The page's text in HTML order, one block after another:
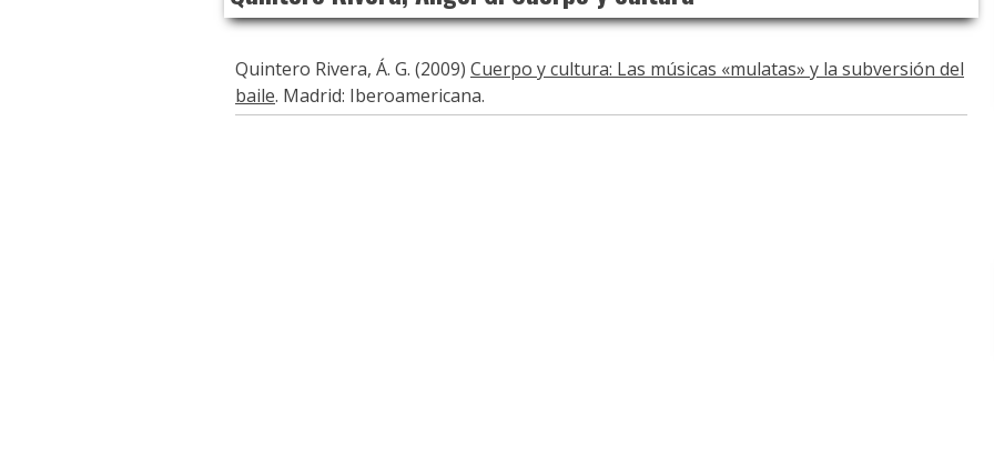
Quintero Rivera, Á. G. (2009) Cuerpo y cultura: Las músicas «mulatas» y la subversión del
baile. Madrid: Iberoamericana.